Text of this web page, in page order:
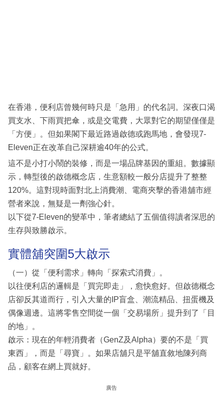
閱
專
區
在香港，便利店曾幾何時只是「急用」的代名詞。深夜口渴
買支水、下雨買把傘，或是交電費，大眾對它的期望僅僅是
「方便」。但如果閣下最近路過啟德或跑馬地，會發現7-
Eleven正在改革自己深耕逾40年的公式。
這不是小打小鬧的裝修，而是一場品牌基因的重組。數據顯
示，轉型後的啟德概念店，生意額較一般分店提升了整整
120%。這對現時面對北上消費潮、電商夾擊的香港舖市經
營者來說，無疑是一劑強心針。
以下從7-Eleven的變革中，筆者總結了五個值得讀者深思的
生存與致勝啟示。
實體舖突圍5大啟示
（一）從「便利需求」轉向「探索式消費」。
以往便利店的邏輯是「買完即走」，愈快愈好。但啟德概念
店卻反其道而行，引入大量的IP盲盒、潮流精品、扭蛋機及
偶像週邊。這將零售空間從一個「交易場所」提升到了「目
的地」。
啟示：現在的年輕消費者（GenZ及Alpha）要的不是「買
東西」，而是「尋寶」。如果店舖只是平舖直敘地陳列商
品，顧客在網上買就好。
廣告